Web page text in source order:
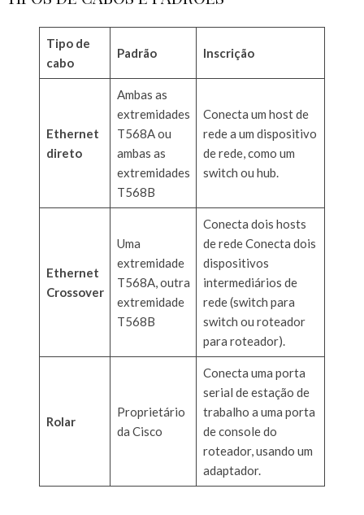
Tipo de
cabo
Padrão Inscrição
Ethernet
direto
Ambas as
extremidades
T568A ou
ambas as
extremidades
T568B
Conecta um host de
rede a um dispositivo
de rede, como um
switch ou hub.
Ethernet
Crossover
Uma
extremidade
T568A, outra
extremidade
T568B
Conecta dois hosts
de rede Conecta dois
dispositivos
intermediários de
rede (switch para
switch ou roteador
para roteador).
Rolar
Proprietário
da Cisco
Conecta uma porta
serial de estação de
trabalho a uma porta
de console do
roteador, usando um
adaptador.